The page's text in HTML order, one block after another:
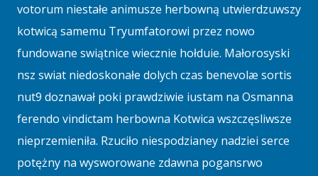
votorum niestałe animusze herbowną utwierdzuwszy
kotwicą samemu Tryumfatorowi przez nowo
fundowane swiątnice wiecznie hołduie. Małorosyski
nsz swiat niedoskonałe dolych czas benevolæ sortis
nut9 doznawał poki prawdziwie iustam na Osmanna
ferendo vindictam herbowna Kotwica wszczęsliwsze
nieprzemieniła. Rzuciło niespodzianey nadziei serce
potężny na wysworowane zdawna pogansrwo